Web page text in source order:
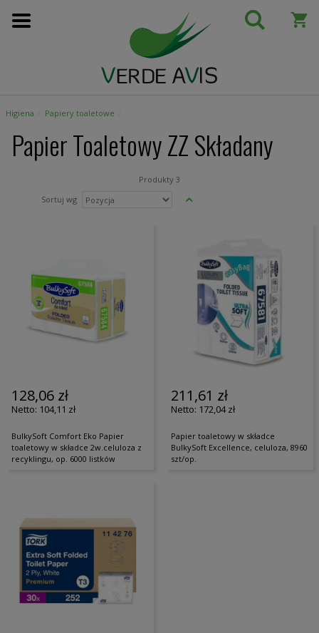
Przejdź
do
Higiena Papiery toaletowe
Papier Toaletowy ZZ Składany
Produkty 3
Sortuj wg
Ustaw
128,06 zł
104,11 zł
BulkySoft Comfort Eko Papier
toaletowy w składce 2w.celuloza z
recyklingu, op. 6000 listków
211,61 zł
172,04 zł
Papier toaletowy w składce
BulkySoft Excellence, celuloza, 8960
szt/op.